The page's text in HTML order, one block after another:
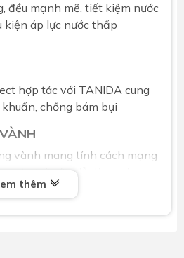
đều mạnh mẽ, tiết kiệm nước
kiện áp lực nước thấp
hợp tác với TANIDA cung
chống bám bụi
vành mang tính cách mạng
ngày trở nên dễ dàng và
CHẠM
thêm